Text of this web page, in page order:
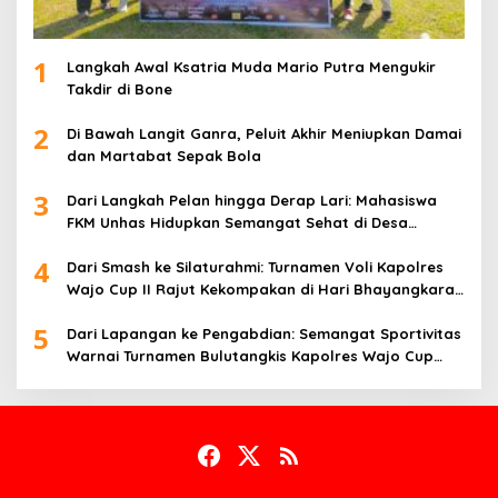
1
Langkah Awal Ksatria Muda Mario Putra Mengukir
Takdir di Bone
2
Di Bawah Langit Ganra, Peluit Akhir Meniupkan Damai
dan Martabat Sepak Bola
3
Dari Langkah Pelan hingga Derap Lari: Mahasiswa
FKM Unhas Hidupkan Semangat Sehat di Desa
4
Dari Smash ke Silaturahmi: Turnamen Voli Kapolres
Wajo Cup II Rajut Kekompakan di Hari Bhayangkara
5
Dari Lapangan ke Pengabdian: Semangat Sportivitas
Warnai Turnamen Bulutangkis Kapolres Wajo Cup